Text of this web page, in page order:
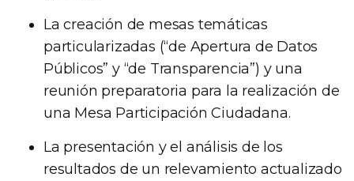
La creación de mesas temáticas
particularizadas (“de Apertura de Datos
Públicos” y “de Transparencia”) y una
reunión preparatoria para la realización de
una Mesa Participación Ciudadana.
La presentación y el análisis de los
resultados de un relevamiento actualizado